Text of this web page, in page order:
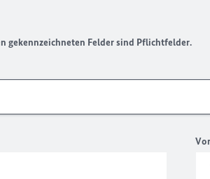
gekennzeichneten Felder sind Pflichtfelder.